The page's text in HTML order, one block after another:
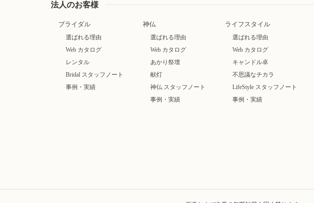
法人のお客様
ブライダル
選ばれる理由
Web カタログ
レンタル
Bridal スタッフノート
事例・実績
神仏
選ばれる理由
Web カタログ
あかり祭壇
献灯
神仏 スタッフノート
事例・実績
ライフスタイル
選ばれる理由
Web カタログ
キャンドル卓
不思議なチカラ
LifeStyle スタッフノート
事例・実績